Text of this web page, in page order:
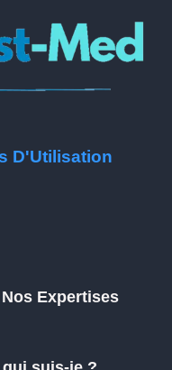
D'Utilisation
Nos Expertises